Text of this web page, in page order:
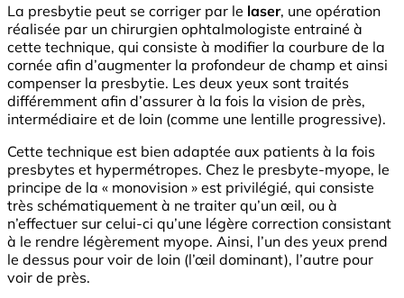
La presbytie peut se corriger par le laser, une opération
réalisée par un chirurgien ophtalmologiste entrainé à
cette technique, qui consiste à modifier la courbure de la
cornée afin d’augmenter la profondeur de champ et ainsi
compenser la presbytie. Les deux yeux sont traités
différemment afin d’assurer à la fois la vision de près,
intermédiaire et de loin (comme une lentille progressive).
Cette technique est bien adaptée aux patients à la fois
presbytes et hypermétropes. Chez le presbyte-myope, le
principe de la « monovision » est privilégié, qui consiste
très schématiquement à ne traiter qu’un œil, ou à
n’effectuer sur celui-ci qu’une légère correction consistant
à le rendre légèrement myope. Ainsi, l’un des yeux prend
le dessus pour voir de loin (l’œil dominant), l’autre pour
voir de près.